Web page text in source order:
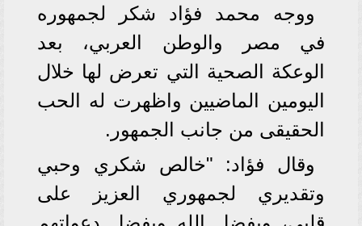
ووجه محمد فؤاد شكر لجمهوره
في مصر والوطن العربي، بعد
الوعكة الصحية التي تعرض لها خلال
اليومين الماضيين واظهرت له الحب
الحقيقى من جانب الجمهور.
وقال فؤاد: "خالص شكري وحبي
وتقديري لجمهوري العزيز على